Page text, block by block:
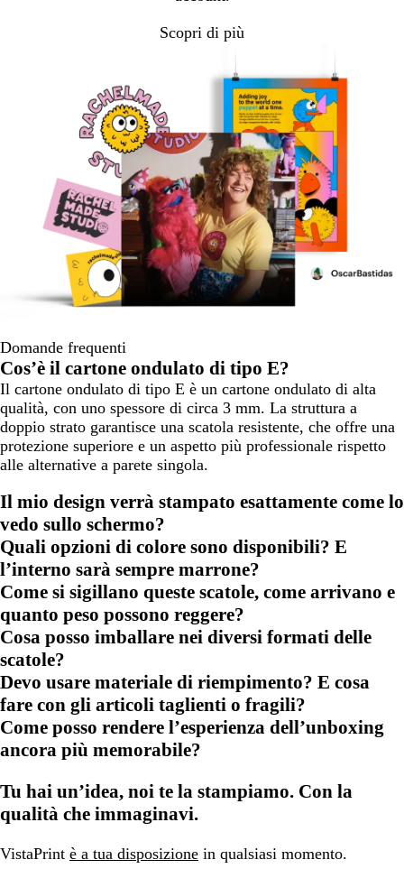
Scopri di più
Domande frequenti
Cos’è il cartone ondulato di tipo E?
Il cartone ondulato di tipo E è un cartone ondulato di alta
qualità, con uno spessore di circa 3 mm. La struttura a
doppio strato garantisce una scatola resistente, che offre una
protezione superiore e un aspetto più professionale rispetto
alle alternative a parete singola.
Il mio design verrà stampato esattamente come lo
vedo sullo schermo?
Quali opzioni di colore sono disponibili? E
l’interno sarà sempre marrone?
Come si sigillano queste scatole, come arrivano e
quanto peso possono reggere?
Cosa posso imballare nei diversi formati delle
scatole?
Devo usare materiale di riempimento? E cosa
fare con gli articoli taglienti o fragili?
Come posso rendere l’esperienza dell’unboxing
ancora più memorabile?
Tu hai un’idea, noi te la stampiamo. Con la
qualità che immaginavi.
VistaPrint è a tua disposizione in qualsiasi momento.